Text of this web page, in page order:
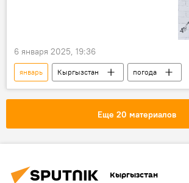
6 января 2025, 19:36
январь Кыргызстан
погода
прогноз погоды
Кыргызгидромет
Еще 20 материалов
Кыргызстан